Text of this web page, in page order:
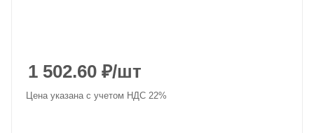
1 502.60 ₽/шт
Цена указана с учетом НДС 22%